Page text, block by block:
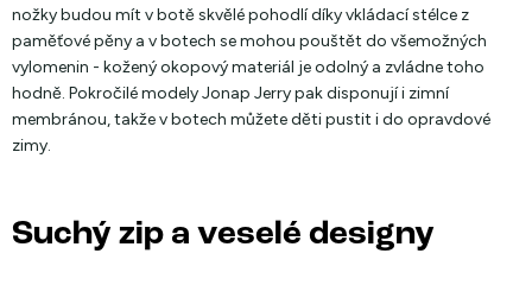
nožky budou mít v botě skvělé pohodlí díky vkládací stélce z
paměťové pěny a v botech se mohou pouštět do všemožných
vylomenin - kožený okopový materiál je odolný a zvládne toho
hodně. Pokročilé modely Jonap Jerry pak disponují i zimní
membránou, takže v botech můžete děti pustit i do opravdové
zimy.
Suchý zip a veselé designy